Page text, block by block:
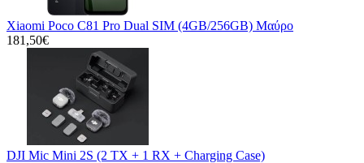
Xiaomi Poco C81 Pro Dual SIM (4GB/256GB) Μαύρο
181,50€
DJI Mic Mini 2S (2 TX + 1 RX + Charging Case)